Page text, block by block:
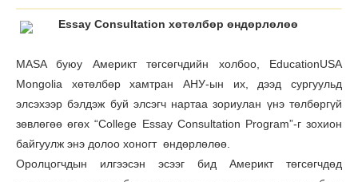
Essay Consultation хөтөлбөр өндөрлөлөө
MASA буюу Америкт төгсөгчдийн холбоо, EducationUSA
Mongolia хөтөлбөр хамтран АНУ-ын их, дээд сургуульд
элсэхээр бэлдэж буй элсэгч нартаа зориулан үнэ төлбөргүй
зөвлөгөө өгөх “College Essay Consultation Program”-г зохион
байгуулж энэ долоо хоногт өндөрлөлөө.
Оролцогчдын илгээсэн эсээг бид Америкт төгсөгчдөд